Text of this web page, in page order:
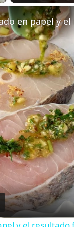
en papel y